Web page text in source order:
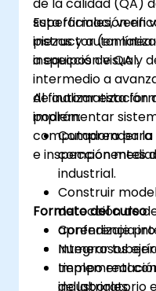
superficiales,
piezas y
inspección visual.
Esta formación en
instructor (en línea
a equipos de QA y
intermedio a
de automatización
implementar
computadora para
e inspección
Al finalizar esta
podrán:
Comprender
componentes
industrial.
Construir
detección de
aprendizaje
Integrar
tiempo real
industriales.
Formato del curso
Conferencia
Numerosos
de laboratorio